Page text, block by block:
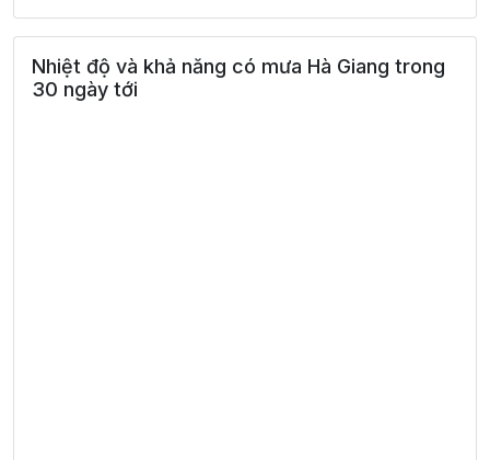
Nhiệt độ và khả năng có mưa Hà Giang trong
30 ngày tới